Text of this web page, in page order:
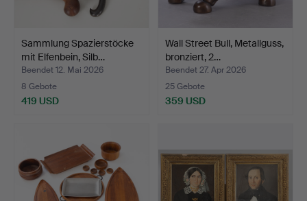
Sammlung Spazierstöcke
mit Elfenbein, Silb…
Beendet 12. Mai 2026
8 Gebote
419 USD
Wall Street Bull, Metallguss,
bronziert, 2…
Beendet 27. Apr 2026
25 Gebote
359 USD